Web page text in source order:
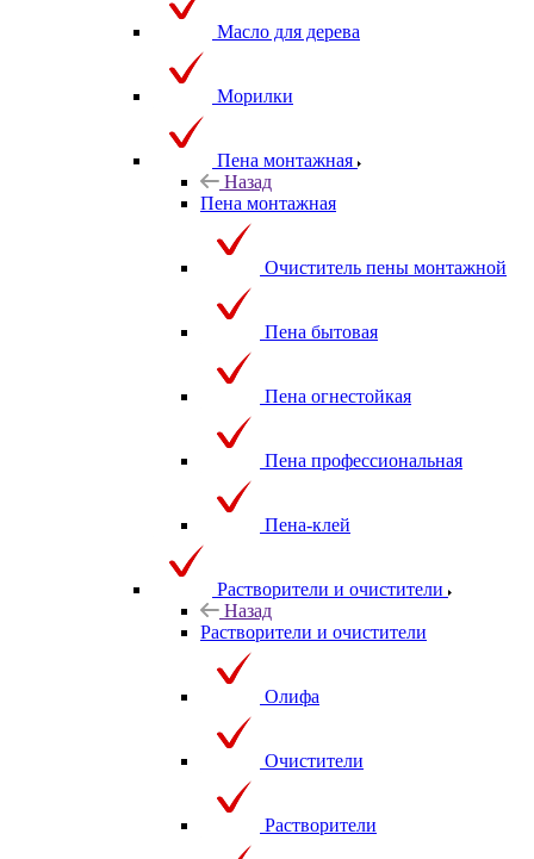
Масло для дерева
Морилки
Пена монтажная
Назад
Пена монтажная
Очиститель пены монтажной
Пена бытовая
Пена огнестойкая
Пена профессиональная
Пена-клей
Растворители и очистители
Назад
Растворители и очистители
Олифа
Очистители
Растворители